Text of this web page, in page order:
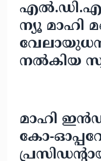
ന്യൂ മാഹി
നൽകിയ
മാഹി
കോ-